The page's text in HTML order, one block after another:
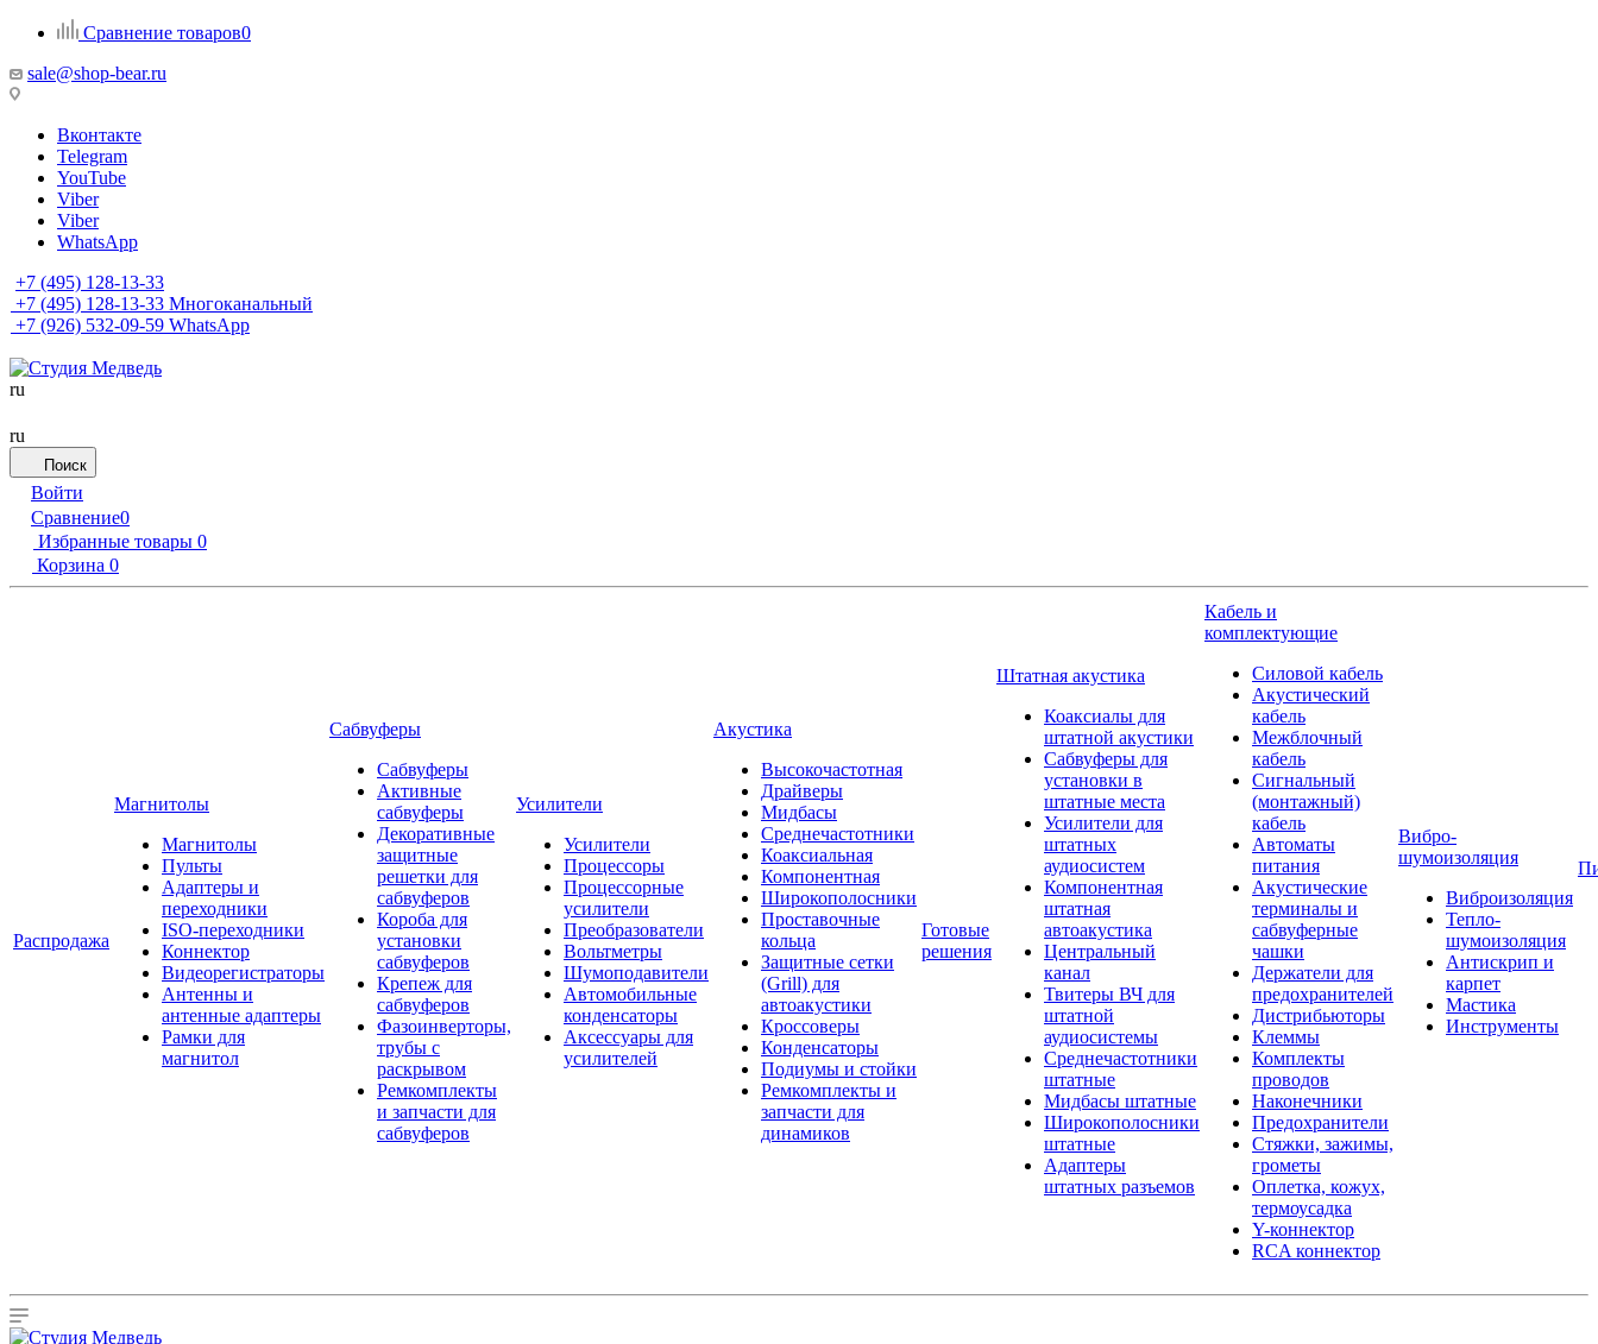
Сравнение товаров0
sale@shop-bear.ru
Вконтакте
Telegram
YouTube
Viber
Viber
WhatsApp
+7 (495) 128-13-33
+7 (495) 128-13-33 Многоканальный
+7 (926) 532-09-59 WhatsApp
ru
ru
Поиск
Войти
Сравнение0
Избранные товары 0
Корзина 0
Распродажа
Магнитолы
Магнитолы
Пульты
Адаптеры и
переходники
ISO-переходники
Коннектор
Видеорегистраторы
Антенны и
антенные адаптеры
Рамки для
магнитол
Сабвуферы
Сабвуферы
Активные
сабвуферы
Декоративные
защитные
решетки для
сабвуферов
Короба для
установки
сабвуферов
Крепеж для
сабвуферов
Фазоинверторы,
трубы с
раскрывом
Ремкомплекты
и запчасти для
сабвуферов
Усилители
Усилители
Процессоры
Процессорные
усилители
Преобразователи
Вольтметры
Шумоподавители
Автомобильные
конденсаторы
Аксессуары для
усилителей
Акустика
Высокочастотная
Драйверы
Мидбасы
Среднечастотники
Коаксиальная
Компонентная
Широкополосники
Проставочные
кольца
Защитные сетки
(Grill) для
автоакустики
Кроссоверы
Конденсаторы
Подиумы и стойки
Ремкомплекты и
запчасти для
динамиков
Готовые
решения
Штатная акустика
Коаксиалы для
штатной акустики
Сабвуферы для
установки в
штатные места
Усилители для
штатных
аудиосистем
Компонентная
штатная
автоакустика
Центральный
канал
Твитеры ВЧ для
штатной
аудиосистемы
Среднечастотники
штатные
Мидбасы штатные
Широкополосники
штатные
Адаптеры
штатных разъемов
Кабель и
комплектующие
Силовой кабель
Акустический
кабель
Межблочный
кабель
Сигнальный
(монтажный)
кабель
Автоматы
питания
Акустические
терминалы и
сабвуферные
чашки
Держатели для
предохранителей
Дистрибьюторы
Клеммы
Комплекты
проводов
Наконечники
Предохранители
Стяжки, зажимы,
грометы
Оплетка, кожух,
термоусадка
Y-коннектор
RCA коннектор
Вибро-
шумоизоляция
Виброизоляция
Тепло-
шумоизоляция
Антискрип и
карпет
Мастика
Инструменты